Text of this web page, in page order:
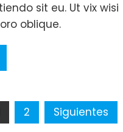
sit eu. Ut vix wisi
oblique.
2 Siguientes